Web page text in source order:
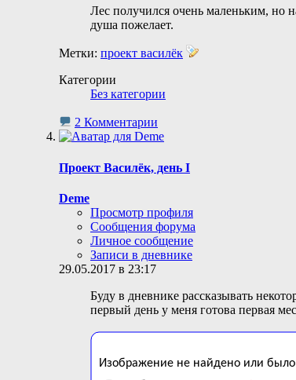
Лес получился очень маленьким, но
душа пожелает.
Метки: проект василёк
Категории
Без категории
2 Комментарии
Проект Василёк, день I
Deme
Просмотр профиля
Сообщения форума
Личное сообщение
Записи в дневнике
29.05.2017 в 23:17
Буду в дневнике рассказывать
первый день у меня готова первая